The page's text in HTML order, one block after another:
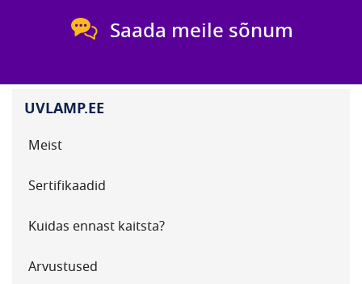
Saada meile sõnum
UVLAMP.EE
Meist
Sertifikaadid
Kuidas ennast kaitsta?
Arvustused